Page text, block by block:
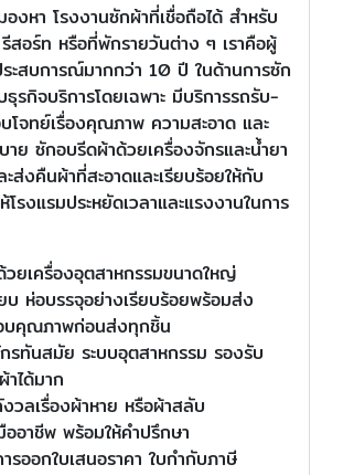
งหา โรงงานซักผ้าที่เชื่อถือได้ สำหรับ
สอร์ท หรือที่พักรายวันต่าง ๆ เราคือผู้
ะสบการณ์มากกว่า 10 ปี ในด้านการซัก
รกิจบริการโดยเฉพาะ มีบริการรถรับ-
จทย์เรื่องคุณภาพ ความสะอาด และ
าย ซักอบรีดผ้าด้วยเครื่องจักรและน้ำยา
งคืนผ้าที่สะอาดและเรียบร้อยให้กับ
โรงแรมประหยัดเวลาและแรงงานในการ
ยเครื่องอุตสาหกรรมขนาดใหญ่
บ ห่อบรรจุอย่างเรียบร้อยพร้อมส่ง
บคุณภาพก่อนส่งทุกชิ้น
รทันสมัย ระบบอุตสาหกรรม รองรับ
ได้มาก
วลเรื่องผ้าหาย หรือผ้าสลับ
อาชีพ พร้อมให้คำปรึกษา
รออกใบเสนอราคา ใบกำกับภาษี